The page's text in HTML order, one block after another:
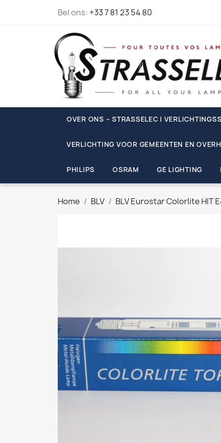
Bel ons: +33 7 81 23 54 80
OVER ONS – STRASSELEC |
VERLICHTING VOOR GEMEENTEN EN
PHILIPS OSRAM GE LIGHTING
Home BLV BLV Eurostar Colorlite HIT